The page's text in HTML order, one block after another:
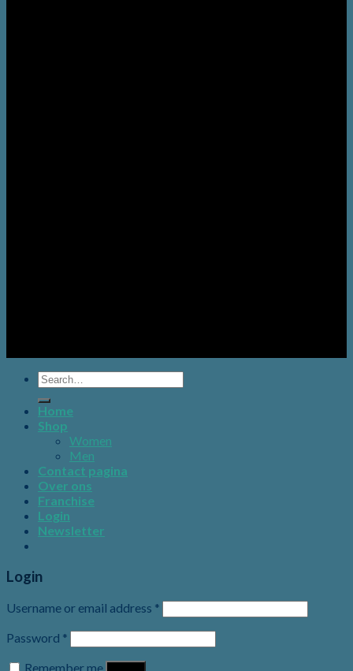
Search
for:
Home
Shop
Women
Men
Contact pagina
Over ons
Franchise
Login
Newsletter
Login
Username or email address *
Password *
Remember me